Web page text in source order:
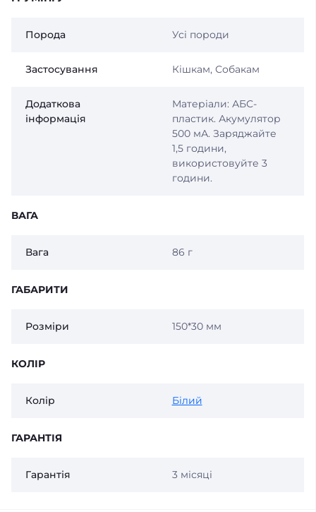
Порода Усі породи
Застосування Кішкам, Собакам
Додаткова
інформація
Матеріали: АБС-
пластик. Акумулятор
500 мА. Заряджайте
1,5 години,
використовуйте 3
години.
ВАГА
Вага 86 г
ГАБАРИТИ
Розміри 150*30 мм
КОЛІР
Колір Білий
ГАРАНТІЯ
Гарантія 3 місяці